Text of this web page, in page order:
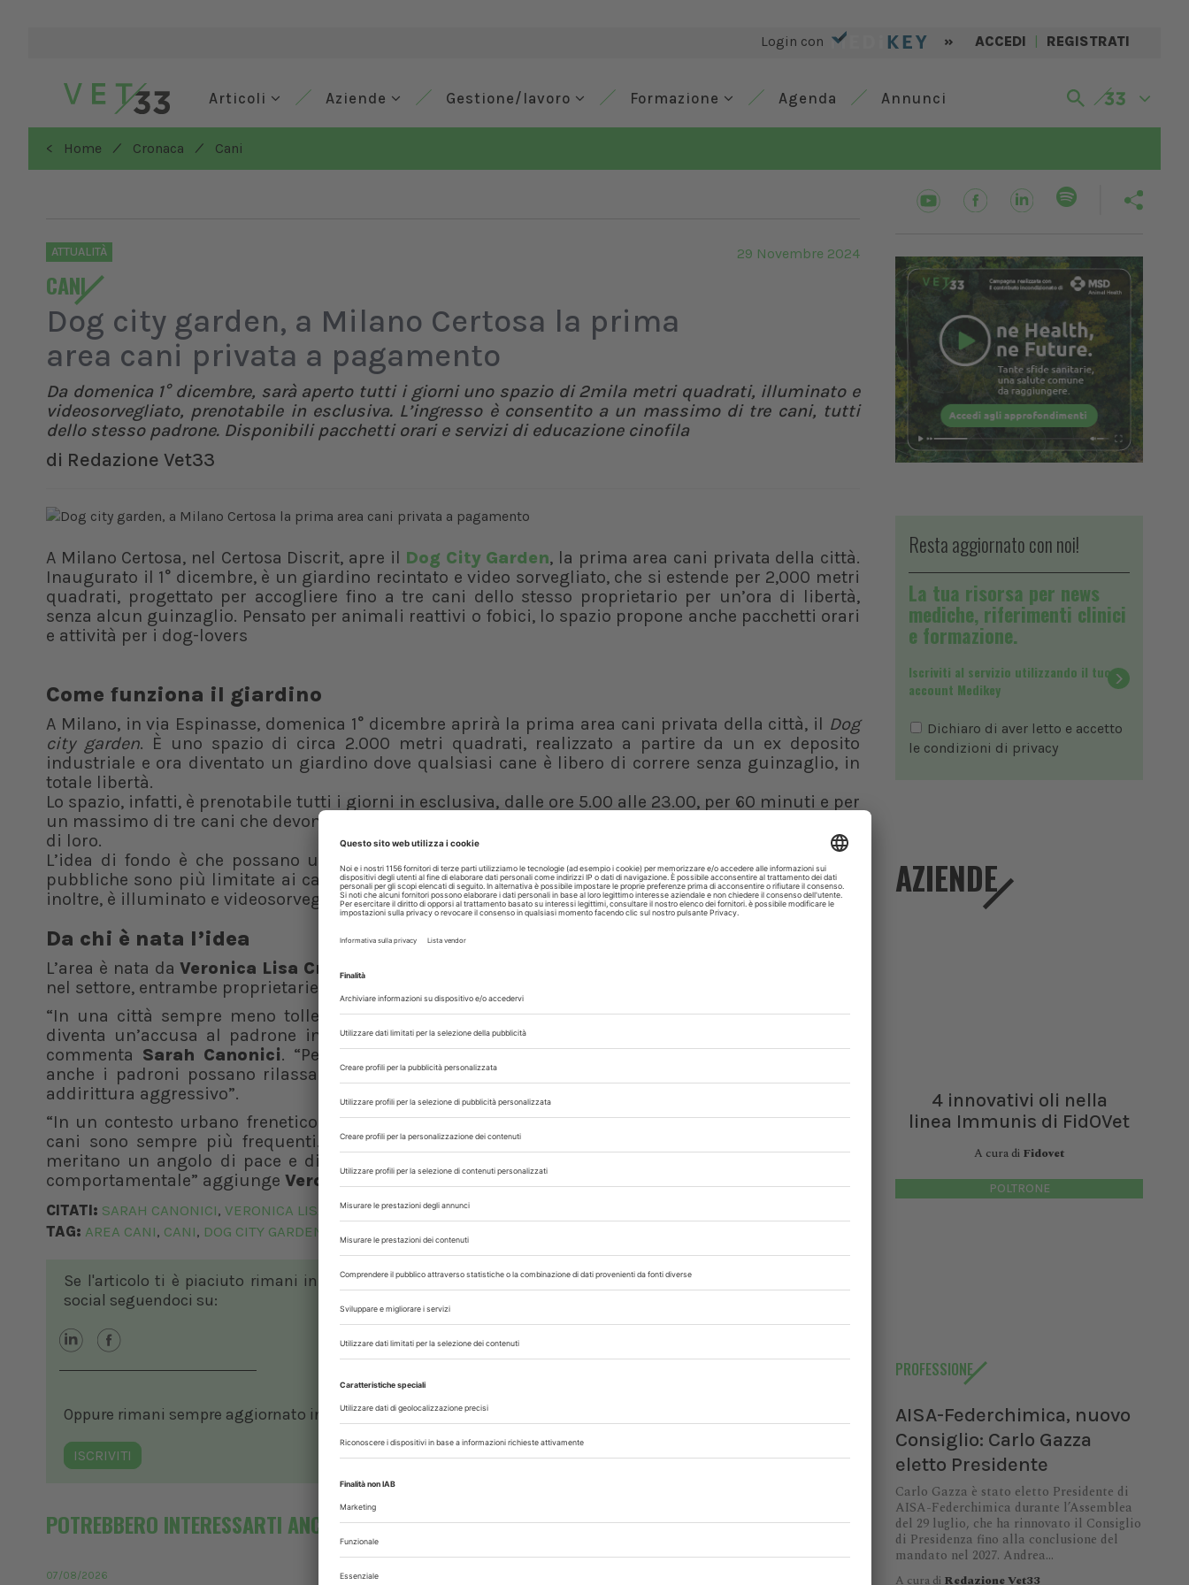
Login con » ACCEDI | REGISTRATI
Articoli Aziende Gestione/lavoro Formazione Agenda Annunci
< Home / Cronaca / Cani
ATTUALITÀ
CANI
29 Novembre 2024
Dog city garden, a Milano Certosa la prima
area cani privata a pagamento
Da domenica 1° dicembre, sarà aperto tutti i giorni uno spazio di 2mila metri quadrati, illuminato e
videosorvegliato, prenotabile in esclusiva. L’ingresso è consentito a un massimo di tre cani, tutti
dello stesso padrone. Disponibili pacchetti orari e servizi di educazione cinofila
di Redazione Vet33
A Milano Certosa, nel Certosa Discrit, apre il Dog City Garden, la prima area cani privata della città.
Inaugurato il 1° dicembre, è un giardino recintato e video sorvegliato, che si estende per 2,000 metri
quadrati, progettato per accogliere fino a tre cani dello stesso proprietario per un’ora di libertà,
senza alcun guinzaglio. Pensato per animali reattivi o fobici, lo spazio propone anche pacchetti orari
e attività per i dog-lovers
Come funziona il giardino
A Milano, in via Espinasse, domenica 1° dicembre aprirà la prima area cani privata della città, il Dog
city garden. È uno spazio di circa 2.000 metri quadrati, realizzato a partire da un ex deposito
industriale e ora diventato un giardino dove qualsiasi cane è libero di correre senza guinzaglio, in
totale libertà.
Lo spazio, infatti, è prenotabile tutti i giorni in esclusiva, dalle ore 5.00 alle 23.00, per 60 minuti e per
un massimo di tre cani che devono tutti appartenere allo stesso padrone, e quindi già conoscersi tra
di loro.
L’idea di fondo è che possano usufruirne tutti i cani, dalle razze di taglia grossa che nelle aree
pubbliche sono più limitate ai cani con problemi di reattività, aggressività, o con fobie. Il giardino,
inoltre, è illuminato e videosorvegliato.
Da chi è nata l’idea
L’area è nata da Veronica Lisa Crippa, esperta di comunicazione, e
nel settore, entrambe proprietarie di cani.
“In una città sempre meno tollerante, anche il cane spaventato che abbaia o cerca di scappare
diventa un’accusa al padrone incapace, anche se quasi sempre le ragioni sono più complesse”
commenta Sarah Canonici. “Per questo abbiamo pensato a uno spazio sicuro, riservato, dove
anche i padroni possano rilassarsi con il proprio cane anche se problematico, reattivo, fobico o
addirittura aggressivo”.
“In un contesto urbano frenetico e dove le aree pubbliche sono spesso sovraffollate, i conflitti tra
cani sono sempre più frequenti. Per molti padroni la passeggiata è un incubo. Ma tutti i cani
meritano un angolo di pace e di libertà, indispensabile perché possano mantenere un equilibrio
comportamentale” aggiunge Veronica Lisa Crippa.
CITATI: SARAH CANONICI, VERONICA LISA CRIPPA
TAG: AREA CANI, CANI, DOG CITY GARDEN
Se l'articolo ti è piaciuto rimani in contatto con noi sui nostri canali
social seguendoci su:
Oppure rimani sempre aggiornato in ambito veterinario, iscrivendoti alla nostra newsletter!
ISCRIVITI
POTREBBERO INTERESSARTI ANCHE
07/08/2026
Resta aggiornato con noi!
La tua risorsa per news
mediche, riferimenti clinici
e formazione.
Iscriviti al servizio utilizzando il tuo
account Medikey
Dichiaro di aver letto e accetto
le condizioni di privacy
AZIENDE
4 innovativi oli nella
linea Immunis di FidOVet
A cura di Fidovet
POLTRONE
PROFESSIONE
AISA-Federchimica, nuovo
Consiglio: Carlo Gazza
eletto Presidente
Carlo Gazza è stato eletto Presidente di
AISA-Federchimica durante l’Assemblea
del 29 luglio, che ha rinnovato il Consiglio
di Presidenza fino alla conclusione del
mandato nel 2027. Andrea...
A cura di Redazione Vet33